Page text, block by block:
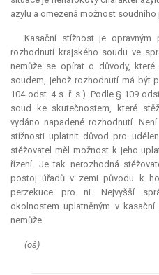
azylu a omezená možnost soudního
Kasační stížnost je opravným
rozhodnutí krajského soudu ve
nemůže se opírat o důvody,
soudem, jehož rozhodnutí má být
104 odst. 4 s. ř. s.). Podle § 109
soud ke skutečnostem, které
vydáno napadené rozhodnutí.
stížnosti uplatnit důvod pro
stěžovatel měl možnost k jeho
řízení. Je tak nerozhodná
postoj úřadů v zemi původu k
perzekuce pro ni. Nejvyšší
okolnostem uplatněným v
nemůže.
(oš)